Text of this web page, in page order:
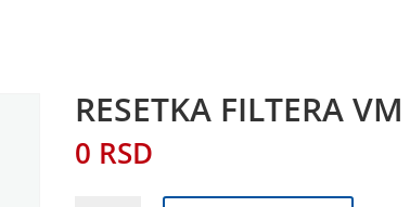
RESETKA FILTERA VM
0 RSD